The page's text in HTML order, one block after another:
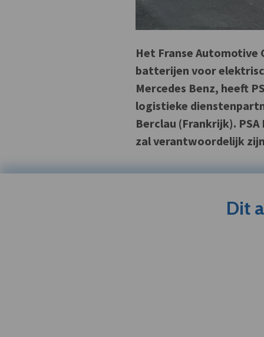
Het Franse Automotive
batterijen voor
Mercedes Benz, heeft
logistieke
Berclau (Frankrijk).
zal verantwoordelijk
Dit